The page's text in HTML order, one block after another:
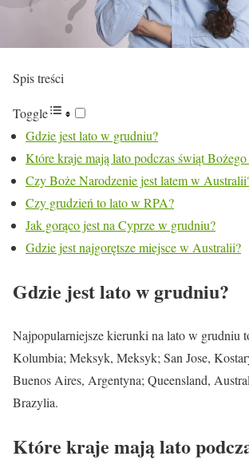
Spis treści
Toggle
Gdzie jest lato w grudniu?
Które kraje mają lato podczas świąt
Czy Boże Narodzenie jest latem w
Czy grudzień to lato w RPA?
Jak gorąco jest na Cyprze w grudniu?
Gdzie jest najgorętsze miejsce w Australii?
Gdzie jest lato w grudniu?
Najpopularniejsze kierunki na lato w grudniu
Kolumbia; Meksyk, Meksyk; San Jose,
Buenos Aires, Argentyna; Queensland,
Brazylia.
Które kraje mają lato